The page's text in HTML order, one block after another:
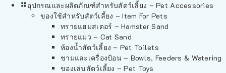
อุปกรณและผลิตภัณฑ์สำหรับสัตว์เลี้ยง – Pet Accessories
ของใช้สำหรับสัตว์เลี้ยง – Item For Pets
ทรายแฮมสเตอร์ – Hamster Sand
ทรายแมว – Cat Sand
ห้องน้ำสัตว์เลี้ยง – Pet Toilets
ชามและเครื่องป้อน – Bowls, Feeders & Watering
ของเล่นสัตว์เลี้ยง – Pet Toys